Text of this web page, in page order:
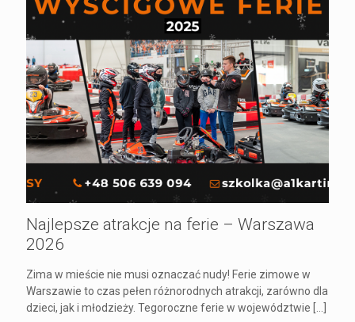
Najlepsze atrakcje na ferie – Warszawa
2026
Zima w mieście nie musi oznaczać nudy! Ferie zimowe w
Warszawie to czas pełen różnorodnych atrakcji, zarówno dla
dzieci, jak i młodzieży. Tegoroczne ferie w województwie […]